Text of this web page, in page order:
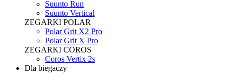
Suunto Run
Suunto Vertical
ZEGARKI POLAR
Polar Grit X2 Pro
Polar Grit X Pro
ZEGARKI COROS
Coros Vertix 2s
Dla biegaczy